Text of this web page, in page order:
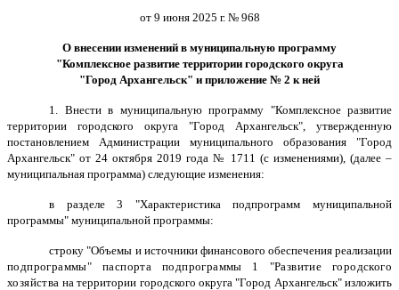
от 9 июня 2025 г. № 968
О внесении изменений в муниципальную программу
"Комплексное развитие территории городского округа
"Город Архангельск" и приложение № 2 к ней
1. Внести в муниципальную программу "Комплексное развитие
территории городского округа "Город Архангельск", утвержденную
постановлением Администрации муниципального образования "Город
Архангельск" от 24 октября 2019 года № 1711 (с изменениями), (далее –
муниципальная программа) следующие изменения:
в разделе 3 "Характеристика подпрограмм муниципальной
программы" муниципальной программы:
строку "Объемы и источники финансового обеспечения реализации
подпрограммы" паспорта подпрограммы 1 "Развитие городского
хозяйства на территории городского округа "Город Архангельск"изложить